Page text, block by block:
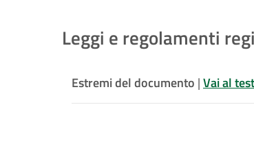
Leggi e regolamenti
Estremi del documento |Vai al